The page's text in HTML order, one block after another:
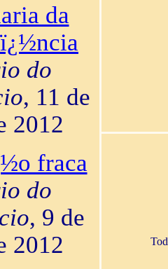
da
do
, 11 de
2012
fraca
do
, 9 de
2012